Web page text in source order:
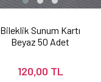
Bileklik Sunum Kartı
Beyaz 50 Adet
120,00 TL